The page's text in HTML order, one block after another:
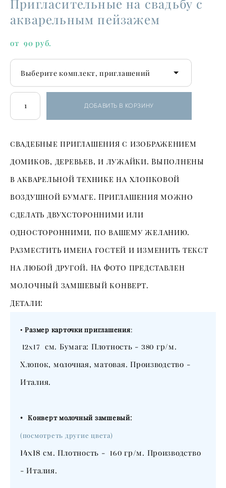
Пригласительные на свадьбу с
акварельным пейзажем
от 90 pуб.
Выберите комплект, приглашений
ДОБАВИТЬ В КОРЗИНУ
свадебные приглашения с изображением
домиков, деревьев, и лужайки. Выполнены
в акварельной технике на хлопковой
воздушной бумаге. Приглашения можно
сделать двухсторонними или
односторонними, по вашему желанию.
Разместить имена гостей и изменить текст
на любой другой. На фото представлен
молочный замшевый конверт.
Детали:
• Размер карточки приглашения:
12х17 см. Бумага: Плотность - 380 гр/м.
Хлопок, молочная, матовая. Производство -
Италия.
•Конверт молочный замшевый:
(посмотреть другие цвета)
14х18 см. Плотность -160 гр/м. Производство
- Италия.